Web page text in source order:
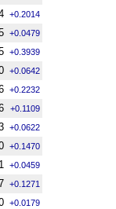
+0.2014
+0.0479
+0.3939
+0.0642
+0.2232
+0.1109
+0.0622
+0.1470
+0.0459
+0.1271
+0.0179